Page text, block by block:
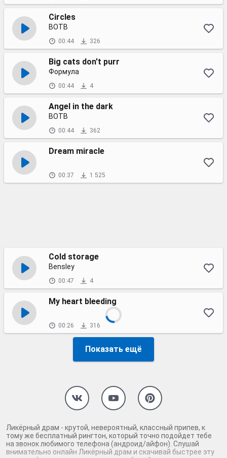
Circles
BOTB
00:44 326
Big cats don't purr
Формула
00:44 4
Angel in the dark
BOTB
00:44 362
Dream miracle
00:37 1 525
Cold storage
Bensley
00:47 4
My heart bleeding
00:26 316
Показать ещё
Ликёрный драм - крутой, невероятный, классный припев, к
тому же бесплатный рингтон, который точно подойдет тебе
на звонок любимого телефона (андроид/айфон). Слушай
внимательно онлайн Ликёрный драм и скачивай быстрее эту